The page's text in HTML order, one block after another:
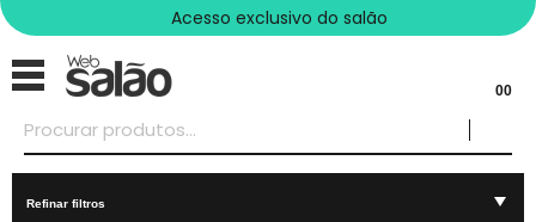
Acesso exclusivo do salão
00
Refinar filtros